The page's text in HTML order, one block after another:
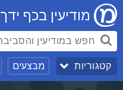
מודיעין בכף ידך
קטגוריות מבצעים